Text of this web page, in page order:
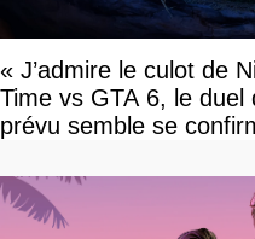
« J’admire le culot de
Time vs GTA 6, le
prévu semble se